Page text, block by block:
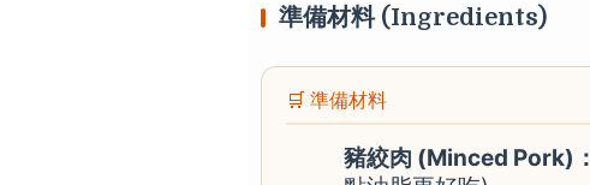
準備材料 (Ingredients)
🛒 準備材料
豬絞肉 (Minced Pork)：